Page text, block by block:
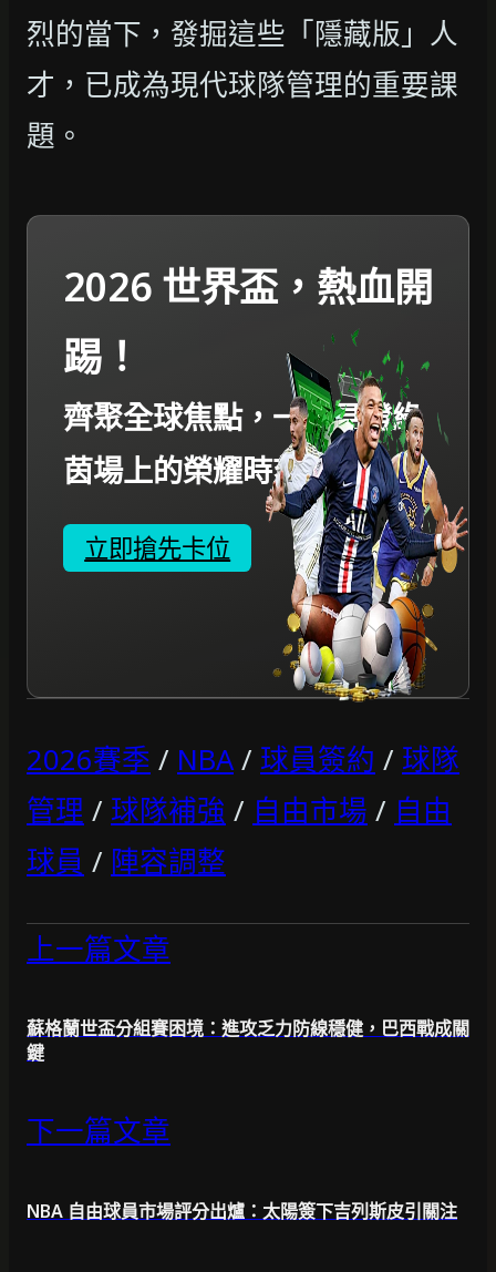
烈的當下，發掘這些「隱藏版」人
才，已成為現代球隊管理的重要課
題。
2026 世界盃，熱血開
踢！
齊聚全球焦點，一起見證綠
茵場上的榮耀時刻。
立即搶先卡位
2026賽季 / NBA/ 球員簽約 / 球隊
管理 / 球隊補強 / 自由市場 / 自由
球員 / 陣容調整
上一篇文章
蘇格蘭世盃分組賽困境：進攻乏力防線穩健，巴西戰成關
鍵
下一篇文章
NBA 自由球員市場評分出爐：太陽簽下吉列斯皮引關注